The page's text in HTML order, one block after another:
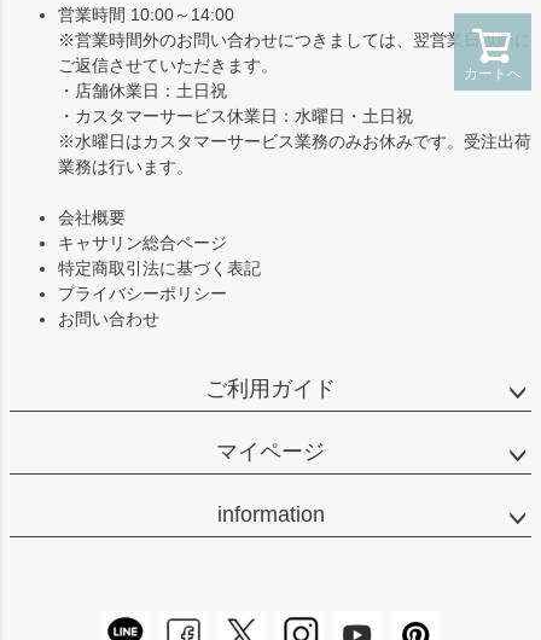
カートへ
営業時間 10:00～14:00
※営業時間外のお問い合わせにつきましては、翌営業日以降に
ご返信させていただきます。
・店舗休業日：土日祝
・カスタマーサービス休業日：水曜日・土日祝
※水曜日はカスタマーサービス業務のみお休みです。受注出荷
業務は行います。
会社概要
キャサリン総合ページ
特定商取引法に基づく表記
プライバシーポリシー
お問い合わせ
ご利用ガイド
マイページ
information